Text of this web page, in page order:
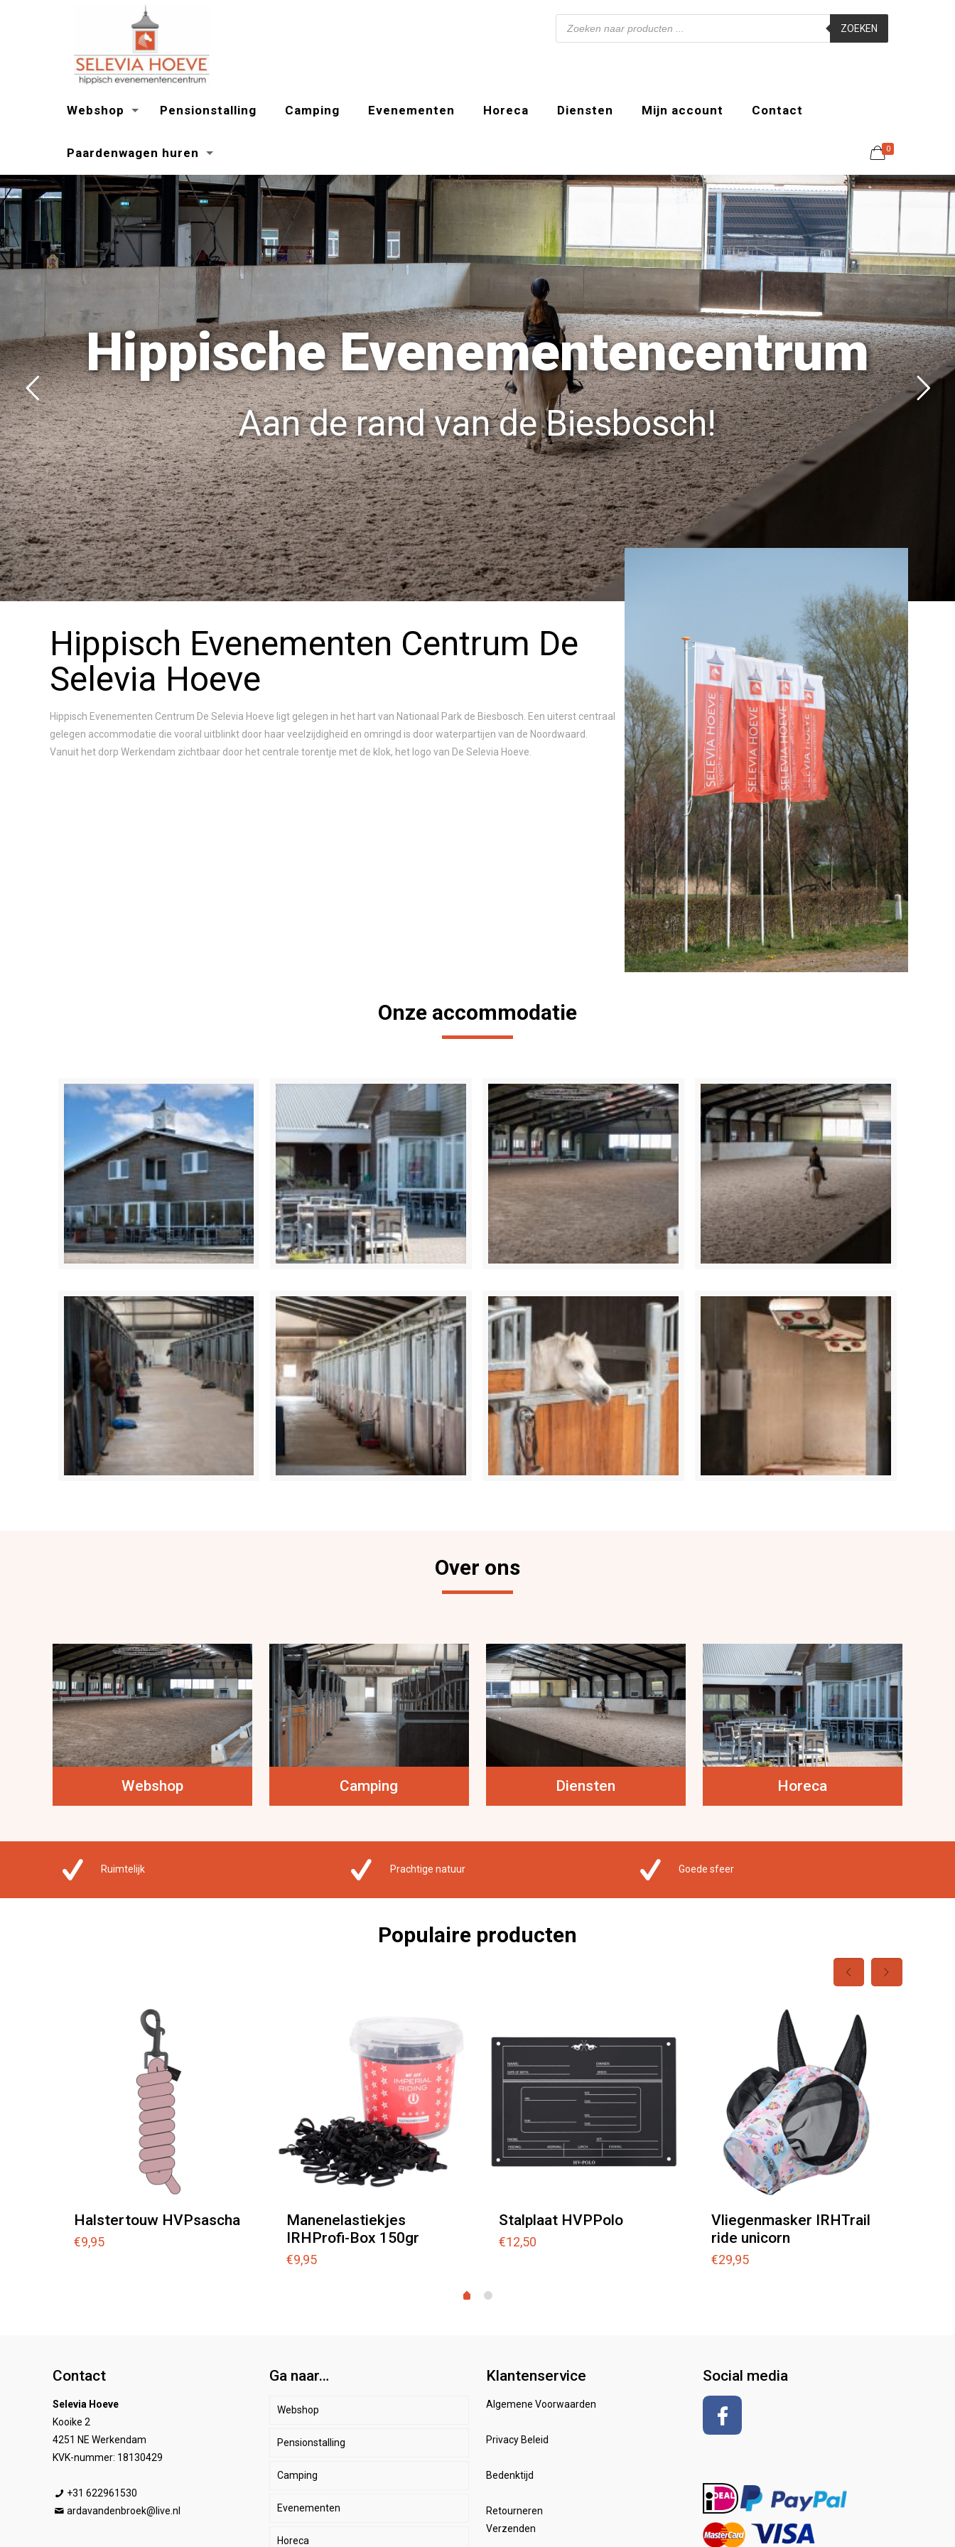
Webshop Pensionstalling Camping Evenementen Horeca Diensten Mijn account Contact
Paardenwagen huren
Producten
zoeken
ZOEKEN
0
Hippische Evenementencentrum
Aan de rand van de Biesbosch!
Hippisch Evenementen Centrum De
Selevia Hoeve
Hippisch Evenementen Centrum De Selevia Hoeve ligt gelegen in het hart van Nationaal Park de Biesbosch. Een uiterst centraal
gelegen accommodatie die vooral uitblinkt door haar veelzijdigheid en omringd is door waterpartijen van de Noordwaard.
Vanuit het dorp Werkendam zichtbaar door het centrale torentje met de klok, het logo van De Selevia Hoeve.
Onze accommodatie
Over ons
Webshop Camping Diensten Horeca
Ruimtelijk Prachtige natuur Goede sfeer
Populaire producten
Halstertouw HVPsascha
€9,95
Manenelastiekjes
IRHProfi-Box 150gr
€9,95
Stalplaat HVPPolo
€12,50
Vliegenmasker IRHTrail
ride unicorn
€29,95
Contact
Selevia Hoeve
Kooike 2
4251 NE Werkendam
KVK-nummer: 18130429
+31 622961530
ardavandenbroek@live.nl
Ga naar…
Webshop
Paard
Beenbeschermers
EHBO
Dekens
Ruiter
Herenkleding
Dames paardrijkleding
Stal
SALE
Pensionstalling
Camping
Evenementen
Horeca
Klantenservice
Algemene Voorwaarden
Privacy Beleid
Bedenktijd
Retourneren
Verzenden
Social media